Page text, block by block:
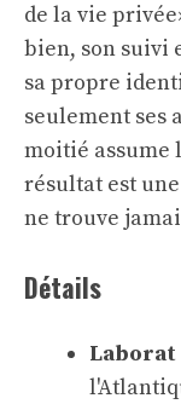
de la vie
bien, son suivi
sa propre
seulement ses
moitié assume
résultat est
ne trouve
Détails
Laborat